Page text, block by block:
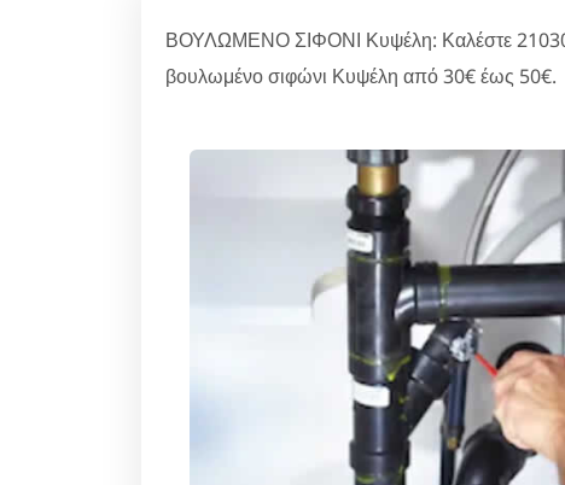
ΒΟΥΛΩΜΕΝΟ ΣΙΦΟΝΙ Κυψέλη: Καλέστε
βουλωμένο σιφώνι Κυψέλη από 30€ έως 50€.